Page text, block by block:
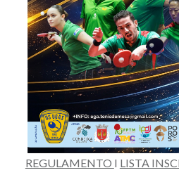
REGULAMENTO I LISTA